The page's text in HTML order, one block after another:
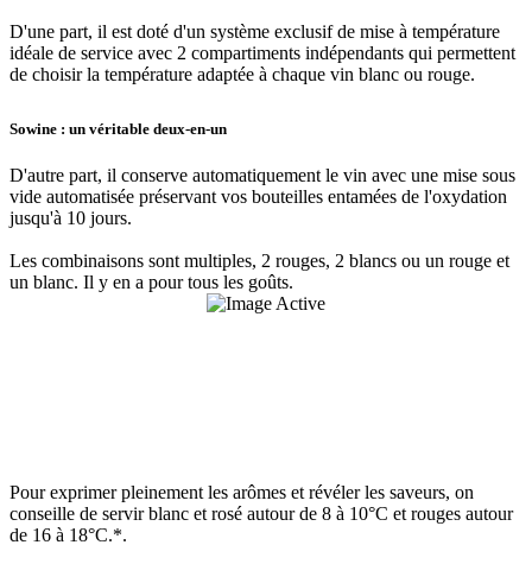
D'une part, il est doté d'un système exclusif de mise à température
idéale de service avec 2 compartiments indépendants qui permettent
de choisir la température adaptée à chaque vin blanc ou rouge.
Sowine : un véritable deux-en-un
D'autre part, il conserve automatiquement le vin avec une mise sous
vide automatisée préservant vos bouteilles entamées de l'oxydation
jusqu'à 10 jours.
Les combinaisons sont multiples, 2 rouges, 2 blancs ou un rouge et
un blanc. Il y en a pour tous les goûts.
Pour exprimer pleinement les arômes et révéler les saveurs, on
conseille de servir blanc et rosé autour de 8 à 10°C et rouges autour
de 16 à 18°C.*.